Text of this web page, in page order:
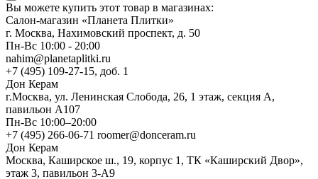
Вы можете купить этот товар в магазинах:
Салон-магазин «Планета Плитки»
г. Москва, Нахимовский проспект, д. 50
Пн-Вс 10:00 - 20:00
nahim@planetaplitki.ru
+7 (495) 109-27-15, доб. 1
Дон Керам
г.Москва, ул. Ленинская Слобода, 26, 1 этаж, секция А,
павильон А107
Пн-Вс 10:00–20:00
+7 (495) 266-06-71 roomer@donceram.ru
Дон Керам
Москва, Каширское ш., 19, корпус 1, ТК «Каширский Двор»,
этаж 3, павильон 3-А9